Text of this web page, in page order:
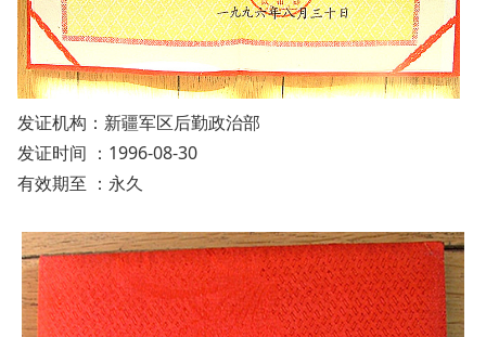
发证机构：新疆军区后勤政治部
发证时间 ：1996-08-30
有效期至 ：永久